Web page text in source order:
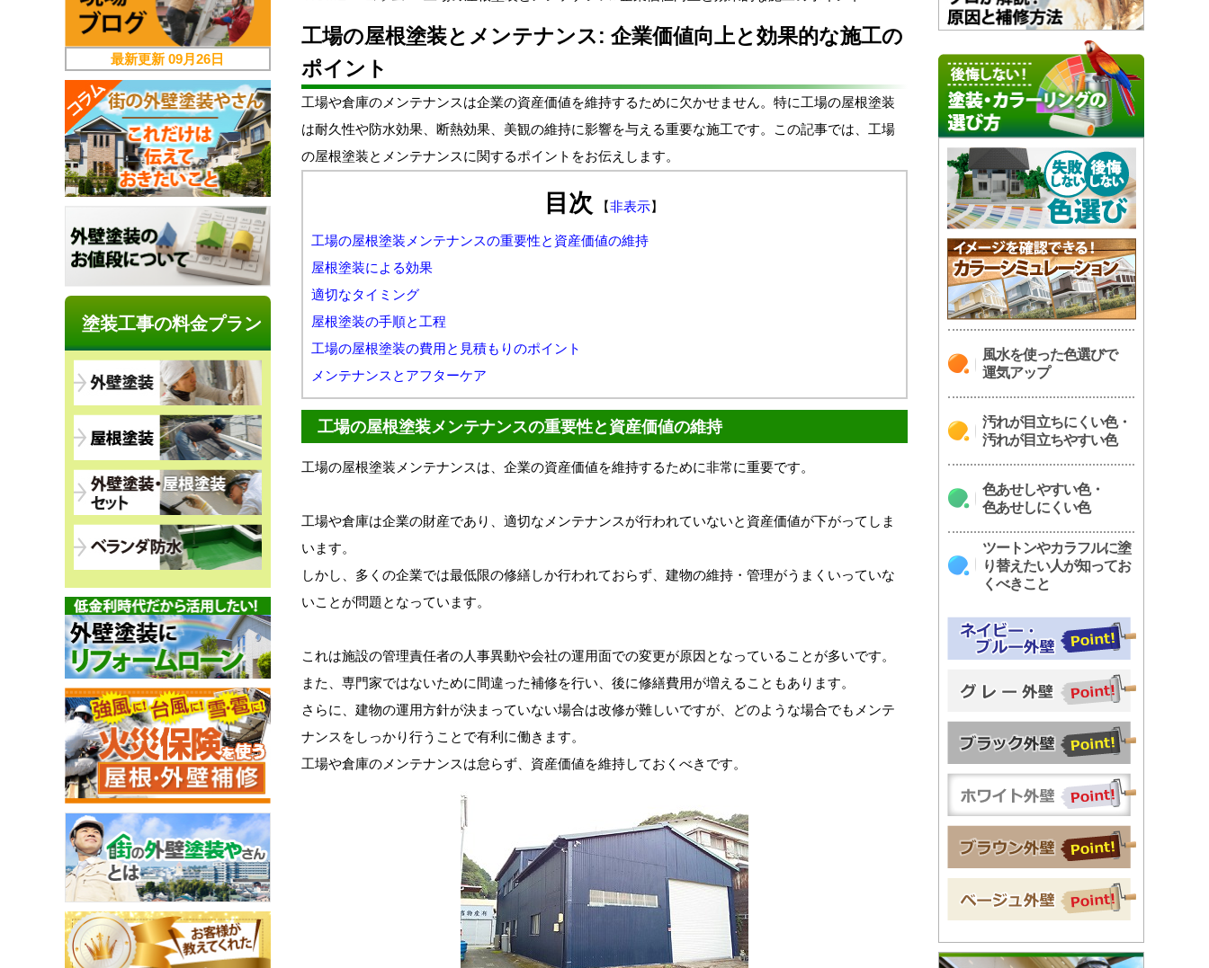
工場の屋根塗装とメンテナンス: 企業価値向上と効果的な施工の
ポイント
工場や倉庫のメンテナンスは企業の資産価値を維持するために欠かせません。特に工場の屋根塗装
は耐久性や防水効果、断熱効果、美観の維持に影響を与える重要な施工です。この記事では、工場
の屋根塗装とメンテナンスに関するポイントをお伝えします。
目次 【非表示】
工場の屋根塗装メンテナンスの重要性と資産価値の維持
屋根塗装による効果
適切なタイミング
屋根塗装の手順と工程
工場の屋根塗装の費用と見積もりのポイント
メンテナンスとアフターケア
工場の屋根塗装メンテナンスの重要性と資産価値の維持
工場の屋根塗装メンテナンスは、企業の資産価値を維持するために非常に重要です。
工場や倉庫は企業の財産であり、適切なメンテナンスが行われていないと資産価値が下がってしま
います。
しかし、多くの企業では最低限の修繕しか行われておらず、建物の維持・管理がうまくいっていな
いことが問題となっています。
これは施設の管理責任者の人事異動や会社の運用面での変更が原因となっていることが多いです。
また、専門家ではないために間違った補修を行い、後に修繕費用が増えることもあります。
さらに、建物の運用方針が決まっていない場合は改修が難しいですが、どのような場合でもメンテ
ナンスをしっかり行うことで有利に働きます。
工場や倉庫のメンテナンスは怠らず、資産価値を維持しておくべきです。
風水を使った色選びで
運気アップ
汚れが目立ちにくい色・
汚れが目立ちやすい色
色あせしやすい色・
色あせしにくい色
ツートンやカラフルに塗
り替えたい人が知ってお
くべきこと
最新更新09月26日
塗装工事の料金プラン